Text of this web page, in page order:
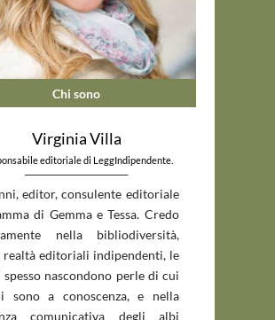
Chi sono
Virginia Villa
editoriale di LeggIndipendente.
_____________________________
editor, consulente editoriale
di Gemma e Tessa. Credo
nella bibliodiversità,
realtà editoriali indipendenti, le
spesso nascondono perle di cui
sono a conoscenza, e nella
comunicativa degli albi